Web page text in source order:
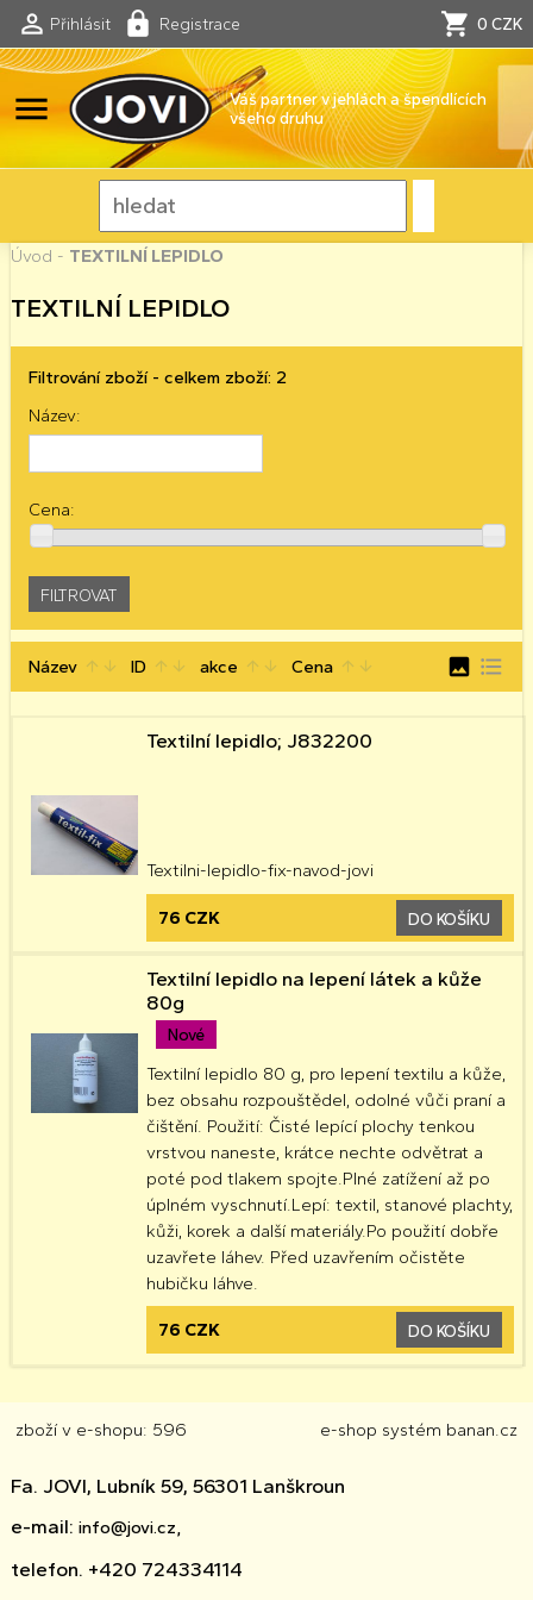
Přihlásit Registrace 0 CZK
menu
Váš partner v jehlách a špendlících
všeho druhu
Úvod - TEXTILNÍ LEPIDLO
TEXTILNÍ LEPIDLO
Filtrování zboží - celkem zboží: 2
Název:
Cena:
Název arrow_upward arrow_downward ID arrow_upward arrow_downward akce arrow_upward arrow_downward Cena arrow_upward arrow_downward image format_list_bulleted
Textilní lepidlo; J832200
Textilni-lepidlo-fix-navod-jovi
76 CZK DO KOŠÍKU
Nové
Textilní lepidlo na lepení látek a kůže
80g
Textilní lepidlo 80 g, pro lepení textilu a kůže,
bez obsahu rozpouštědel, odolné vůči praní a
čištění. Použití: Čisté lepící plochy tenkou
vrstvou naneste, krátce nechte odvětrat a
poté pod tlakem spojte.Plné zatížení až po
úplném vyschnutí.Lepí: textil, stanové plachty,
kůži, korek a další materiály.Po použití dobře
uzavřete láhev. Před uzavřením očistěte
hubičku láhve.
76 CZK DO KOŠÍKU
zboží v e-shopu: 596 e-shop systém banan.cz
Fa. JOVI, Lubník 59, 56301 Lanškroun
e-mail: info@jovi.cz,
telefon. +420 724334114